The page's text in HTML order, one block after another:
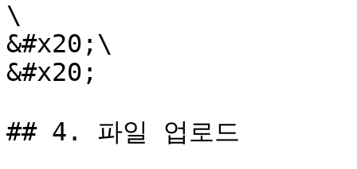
\
&#x20;\
&#x20;
## 4. 파일 업로드